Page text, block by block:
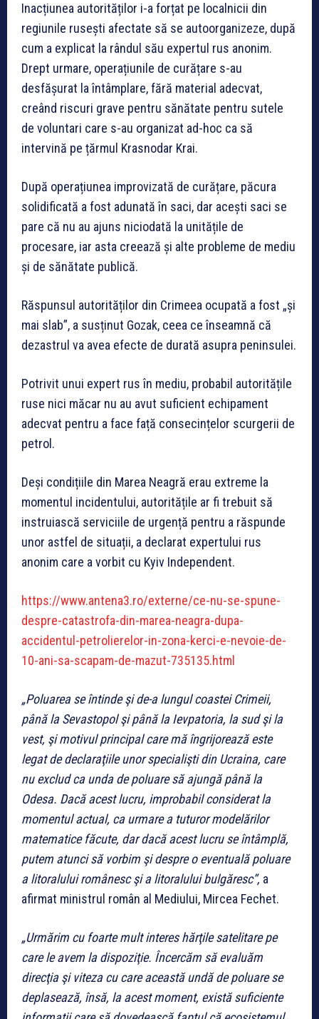
Inacțiunea autorităților i-a forțat pe localnicii din
regiunile rusești afectate să se autoorganizeze, după
cum a explicat la rândul său expertul rus anonim.
Drept urmare, operațiunile de curățare s-au
desfășurat la întâmplare, fără material adecvat,
creând riscuri grave pentru sănătate pentru sutele
de voluntari care s-au organizat ad-hoc ca să
intervină pe țărmul Krasnodar Krai.
După operațiunea improvizată de curățare, păcura
solidificată a fost adunată în saci, dar acești saci se
pare că nu au ajuns niciodată la unitățile de
procesare, iar asta creează și alte probleme de mediu
și de sănătate publică.
Răspunsul autorităților din Crimeea ocupată a fost „și
mai slab”, a susținut Gozak, ceea ce înseamnă că
dezastrul va avea efecte de durată asupra peninsulei.
Potrivit unui expert rus în mediu, probabil autoritățile
ruse nici măcar nu au avut suficient echipament
adecvat pentru a face față consecințelor scurgerii de
petrol.
Deși condițiile din Marea Neagră erau extreme la
momentul incidentului, autoritățile ar fi trebuit să
instruiască serviciile de urgență pentru a răspunde
unor astfel de situații, a declarat expertului rus
anonim care a vorbit cu Kyiv Independent.
https://www.antena3.ro/externe/ce-nu-se-spune-
despre-catastrofa-din-marea-neagra-dupa-
accidentul-petrolierelor-in-zona-kerci-e-nevoie-de-
10-ani-sa-scapam-de-mazut-735135.html
„Poluarea se întinde şi de-a lungul coastei Crimeii,
până la Sevastopol şi până la Ievpatoria, la sud şi la
vest, şi motivul principal care mă îngrijorează este
legat de declaraţiile unor specialişti din Ucraina, care
nu exclud ca unda de poluare să ajungă până la
Odesa. Dacă acest lucru, improbabil considerat la
momentul actual, ca urmare a tuturor modelărilor
matematice făcute, dar dacă acest lucru se întâmplă,
putem atunci să vorbim şi despre o eventuală poluare
a litoralului românesc şi a litoralului bulgăresc”, a
afirmat ministrul român al Mediului, Mircea Fechet.
„Urmărim cu foarte mult interes hărţile satelitare pe
care le avem la dispoziţie. Încercăm să evaluăm
direcţia şi viteza cu care această undă de poluare se
deplasează, însă, la acest moment, există suficiente